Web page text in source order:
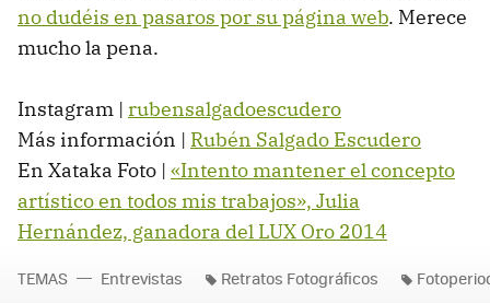
no dudéis en pasaros por su página web. Merece
mucho la pena.
Instagram | rubensalgadoescudero
Más información | Rubén Salgado Escudero
En Xataka Foto | «Intento mantener el concepto
artístico en todos mis trabajos», Julia
Hernández, ganadora del LUX Oro 2014
TEMAS Entrevistas Retratos Fotográficos